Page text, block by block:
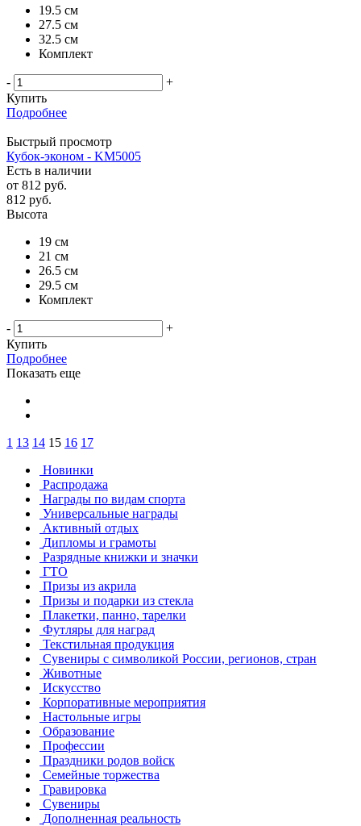
19.5 см
27.5 см
32.5 см
Комплект
-
+
Купить
Подробнее
Быстрый просмотр
Кубок-эконом - KM5005
Есть в наличии
от 812 руб.
812 руб.
Высота
19 см
21 см
26.5 см
29.5 см
Комплект
-
+
Купить
Подробнее
Показать еще
1 13 14 15 16 17
Новинки
Распродажа
Награды по видам спорта
Универсальные награды
Активный отдых
Дипломы и грамоты
Разрядные книжки и значки
ГТО
Призы из акрила
Призы и подарки из стекла
Плакетки, панно, тарелки
Футляры для наград
Текстильная продукция
Сувениры с символикой России, регионов, стран
Животные
Искусство
Корпоративные мероприятия
Настольные игры
Образование
Профессии
Праздники родов войск
Семейные торжества
Гравировка
Сувениры
Дополненная реальность